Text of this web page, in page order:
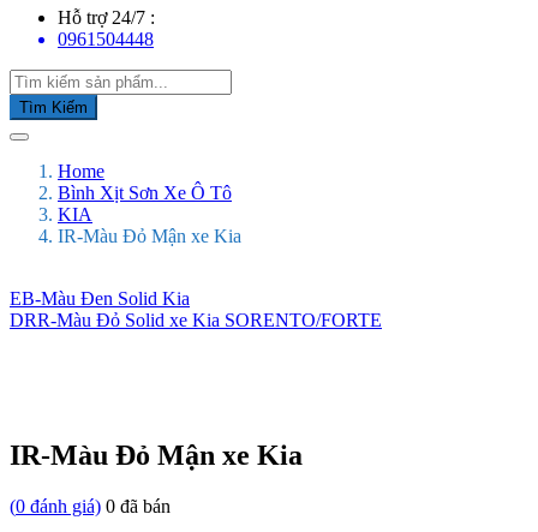
Hỗ trợ 24/7 :
0961504448
Tìm Kiếm
Home
Bình Xịt Sơn Xe Ô Tô
KIA
IR-Màu Đỏ Mận xe Kia
EB-Màu Đen Solid Kia
DRR-Màu Đỏ Solid xe Kia SORENTO/FORTE
IR-Màu Đỏ Mận xe Kia
(0 đánh giá) 0 đã bán